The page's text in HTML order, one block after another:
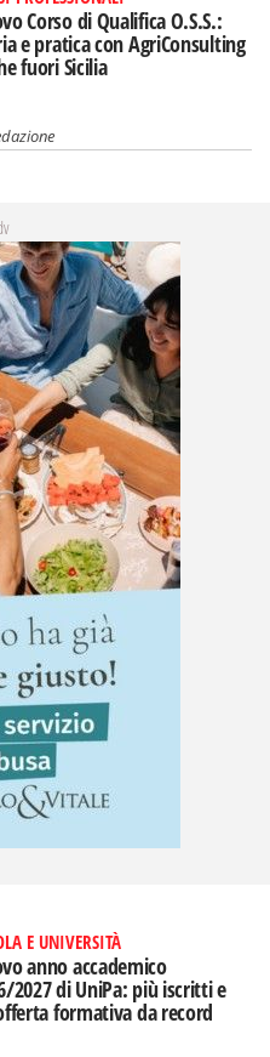
Corso di Qualifica O.S.S.:
e pratica con AgriConsulting
fuori Sicilia
E UNIVERSITÀ
anno accademico
2027 di UniPa: più iscritti e
formativa da record